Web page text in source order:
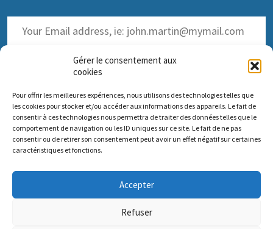
Gérer le consentement aux
cookies
Pour offrir les meilleures expériences, nous utilisons des technologies telles que
les cookies pour stocker et/ou accéder aux informations des appareils. Le fait de
consentir à ces technologies nous permettra de traiter des données telles que le
comportement de navigation ou les ID uniques sur ce site. Le fait de ne pas
consentir ou de retirer son consentement peut avoir un effet négatif sur certaines
caractéristiques et fonctions.
Accepter
Refuser
(Read the past issues)
Comité scientifique Pro Anima
Paris Office: 35 rue de Vouillé 75015 Paris – 01 45 63 10 89 -
Headquarters: 11 rue Sainte-Barbe 67000 Strasbourg